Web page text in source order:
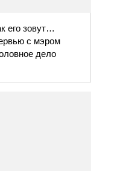
его зовут…
с мэром
дело